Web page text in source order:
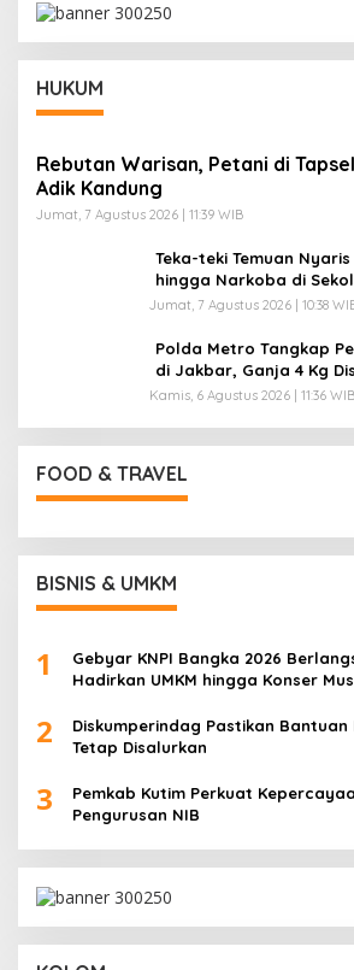
HUKUM
Rebutan Warisan, Petani di
Adik Kandung
Jumat, 7 Agustus 2026 | 11:39 WIB
Teka-teki Temuan
hingga Narkoba di
Jumat, 7 Agustus 2026 | 10:38
Polda Metro Tangkap
di Jakbar, Ganja 4 Kg
Kamis, 6 Agustus 2026 | 11:36 WIB
FOOD & TRAVEL
BISNIS & UMKM
1
Gebyar KNPI Bangka 2026
Hadirkan UMKM hingga Konser
2
Diskumperindag Pastikan Bantuan
Tetap Disalurkan
3
Pemkab Kutim Perkuat
Pengurusan NIB